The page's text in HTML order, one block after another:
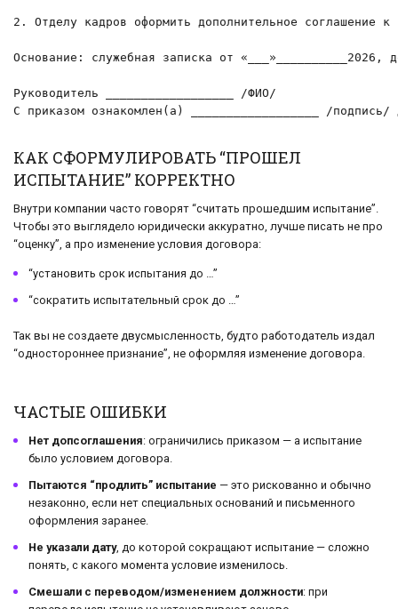
2. Отделу кадров оформить дополнительное соглашение
Основание: служебная записка от «___»__________2026,
Руководитель __________________ /ФИО/
С приказом ознакомлен(а) __________________ /подпись/
КАК СФОРМУЛИРОВАТЬ “ПРОШЕЛ
ИСПЫТАНИЕ” КОРРЕКТНО
Внутри компании часто говорят “считать прошедшим испытание”.
Чтобы это выглядело юридически аккуратно, лучше писать не про
“оценку”, а про изменение условия договора:
“установить срок испытания до …”
“сократить испытательный срок до …”
Так вы не создаете двусмысленность, будто работодатель издал
“одностороннее признание”, не оформляя изменение договора.
ЧАСТЫЕ ОШИБКИ
Нет допсоглашения: ограничились приказом — а испытание
было условием договора.
Пытаются “продлить” испытание — это рискованно и обычно
незаконно, если нет специальных оснований и письменного
оформления заранее.
Не указали дату, до которой сокращают испытание — сложно
понять, с какого момента условие изменилось.
Смешали с переводом/изменением должности: при